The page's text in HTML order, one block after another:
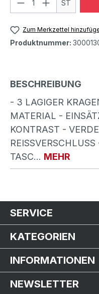
ST
Zum Merkzettel
Produktnummer:
BESCHREIBUNG
- 3 LAGIGER
MATERIAL -
KONTRAST -
REISSVERSCHLUSS
SC… MEHR
SERVICE
KATEGORIEN
INFORMATIONEN
NEWSLETTER